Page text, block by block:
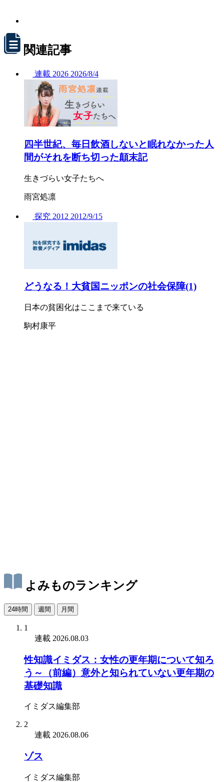
関連記事
連載 2026 2026/8/4
四半世紀、毎日飲酒しないと眠れなかった人
間がそれを断ち切った顛末記
生きづらい女子たちへ
雨宮処凛
探究 2012 2012/9/15
どうなる！大貧国ニッポンの社会保障(1)
日本の貧困化はここまで来ている
駒村康平
よみものランキング
24時間 週間 月間
1
連載 2026.08.03
性知識イミダス：女性の更年期について知ろ
う～（前編）意外と知られていない更年期の
基礎知識
イミダス編集部
2
連載 2026.08.06
ゾス
イミダス編集部